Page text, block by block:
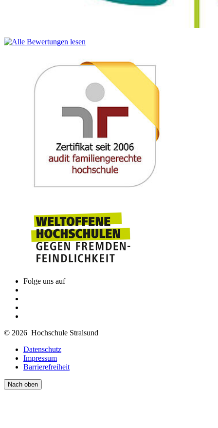
Folge uns auf
© 2026 Hochschule Stralsund
Datenschutz
Impressum
Barrierefreiheit
Nach oben